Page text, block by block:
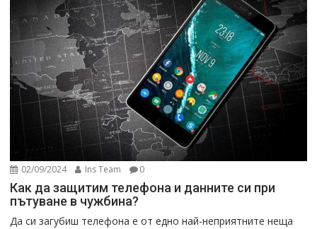
02/09/2024 Ins Team 0
Как да защитим телефона и данните си при
пътуване в чужбина?
Да си загубиш телефона е от едно най-неприятните неща